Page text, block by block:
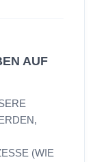
AUF
(WIE